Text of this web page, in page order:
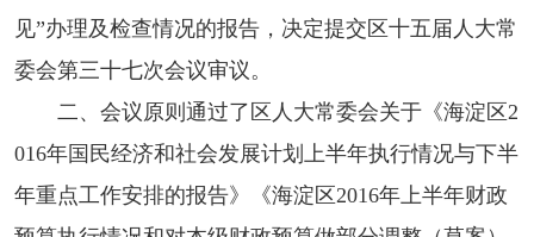
见”办理及检查情况的报告，决定提交区十五届人大常
委会第三十七次会议审议。
二、会议原则通过了区人大常委会关于《海淀区2
016年国民经济和社会发展计划上半年执行情况与下半
年重点工作安排的报告》《海淀区2016年上半年财政